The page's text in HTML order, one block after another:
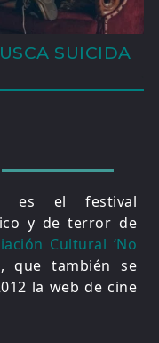
SUICIDA
es el festival
y de terror de
Cultural ‘No
, que también se
la web de cine